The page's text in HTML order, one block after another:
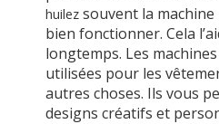
huilez souvent la
bien fonctionner. Cela
longtemps. Les
utilisées pour les
autres choses. Ils vous
designs créatifs et